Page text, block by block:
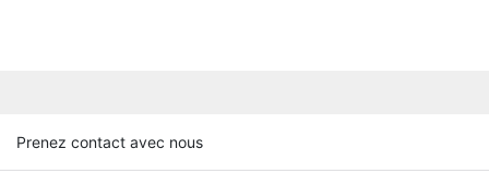
Prenez contact avec nous